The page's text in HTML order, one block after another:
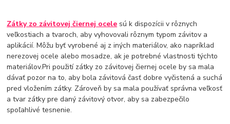
Zátky zo závitovej čiernej ocele sú k dispozícii v rôznych
veľkostiach a tvaroch, aby vyhovovali rôznym typom závitov a
aplikácií. Môžu byť vyrobené aj z iných materiálov, ako napríklad
nerezovej ocele alebo mosadze, ak je potrebné vlastnosti týchto
materiálov.Pri použití zátky zo závitovej čiernej ocele by sa mala
dávať pozor na to, aby bola závitová časť dobre vyčistená a suchá
pred vložením zátky. Zároveň by sa mala používať správna veľkosť
a tvar zátky pre daný závitový otvor, aby sa zabezpečilo
spoľahlivé tesnenie.